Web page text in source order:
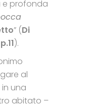
e profonda
” (Di
).
al
una
abitato –